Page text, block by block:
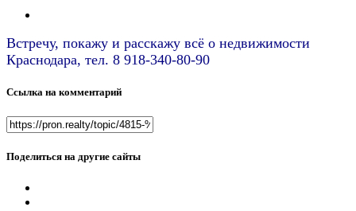
Встречу, покажу и расскажу всё о недвижимости
Краснодара, тел. 8 918-340-80-90
Ссылка на комментарий
Поделиться на другие сайты